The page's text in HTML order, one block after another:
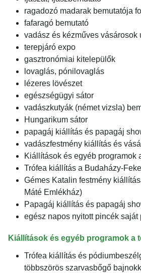
ragadozó madarak bemutatója
fafaragó bemutató
vadász és kézműves vásárosok
terepjáró expo
gasztronómiai kitelepülők
lovaglás, pónilovaglás
lézeres lövészet
egészségügyi sátor
vadászkutyák (német vizsla)
Hungarikum sátor
papagáj kiállítás és papagáj
vadászfestmény kiállítás és
Kiállítások és egyéb programok
Trófea kiállítás a Budaházy-
Gémes Katalin festmény
Máté Emlékház)
Papagáj kiállítás és papagáj
egész napos nyitott pincék saját
Kiállítások és egyéb programok a
Trófea kiállítás és
többszörös szarvasbőgő